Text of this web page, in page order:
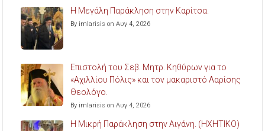
Η Μεγάλη Παράκληση στην Καρίτσα.
By imlarisis on Αυγ 4, 2026
Επιστολή του Σεβ. Μητρ. Κηθύρων για το
«Αχιλλίου Πόλις» και τον μακαριστό Λαρίσης
Θεολόγο.
By imlarisis on Αυγ 4, 2026
Η Μικρή Παράκληση στην Αιγάνη. (ΗΧΗΤΙΚΟ)